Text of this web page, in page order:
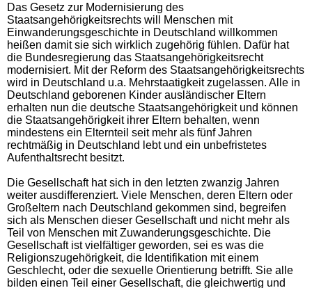
Das Gesetz zur Modernisierung des
Staatsangehörigkeitsrechts will Menschen mit
Einwanderungsgeschichte in Deutschland willkommen
heißen damit sie sich wirklich zugehörig fühlen. Dafür hat
die Bundesregierung das Staatsangehörigkeitsrecht
modernisiert. Mit der Reform des Staatsangehörigkeitsrechts
wird in Deutschland u.a. Mehrstaatigkeit zugelassen. Alle in
Deutschland geborenen Kinder ausländischer Eltern
erhalten nun die deutsche Staatsangehörigkeit und können
die Staatsangehörigkeit ihrer Eltern behalten, wenn
mindestens ein Elternteil seit mehr als fünf Jahren
rechtmäßig in Deutschland lebt und ein unbefristetes
Aufenthaltsrecht besitzt.
Die Gesellschaft hat sich in den letzten zwanzig Jahren
weiter ausdifferenziert. Viele Menschen, deren Eltern oder
Großeltern nach Deutschland gekommen sind, begreifen
sich als Menschen dieser Gesellschaft und nicht mehr als
Teil von Menschen mit Zuwanderungsgeschichte. Die
Gesellschaft ist vielfältiger geworden, sei es was die
Religionszugehörigkeit, die Identifikation mit einem
Geschlecht, oder die sexuelle Orientierung betrifft. Sie alle
bilden einen Teil einer Gesellschaft, die gleichwertig und